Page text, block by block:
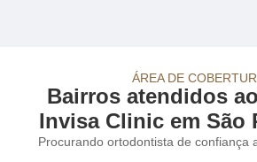
ÁREA DE
Bairros atendidos
Invisa Clinic em São
Procurando ortodontista de confiança